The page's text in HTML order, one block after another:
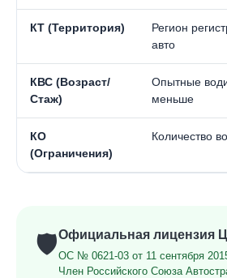
КТ (Территория)
Регион
авто
КВС (Возраст/
Стаж)
Опытные
меньше
КО
(Ограничения)
Количество
🛡️Официальная лицензия
ОС № 0621-03 от 11 сентября
Член Российского Союза